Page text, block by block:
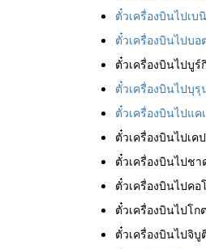
ตั๋วเครื่องบินไปเบ
ตั๋วเครื่องบินไปบ
ตั๋วเครื่องบินไปบู
ตั๋วเครื่องบินไปบุรุ
ตั๋วเครื่องบินไปแค
ตั๋วเครื่องบินไปเค
ตั๋วเครื่องบินไปชา
ตั๋วเครื่องบินไปคอ
ตั๋วเครื่องบินไปโก
ตั๋วเครื่องบินไปจิบู